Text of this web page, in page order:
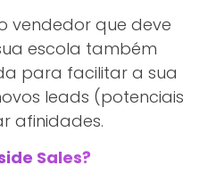
vendedor que deve
escola também
para facilitar a sua
leads (potenciais
afinidades.
Sales?